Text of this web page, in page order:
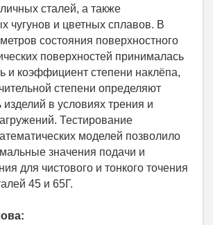
сталей, а также
чугунов и цветных сплавов. В
состояния поверхностного
поверхностей принималась
и коэффициент степени наклёпа,
степени определяют
изделий в условиях трения и
Тестирование
моделей позволило
значения подачи и
для чистового и тонкого точения
45 и 65Г.